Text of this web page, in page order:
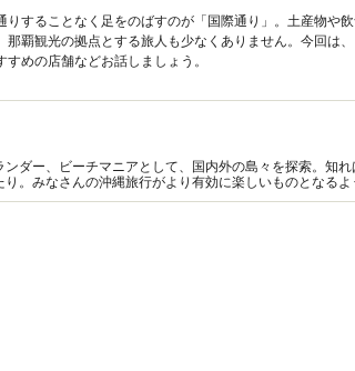
りすることなく足をのばすのが「国際通り」。土産物や
覇観光の拠点とする旅人も少なくありません。今回は
めの店舗などお話しましょう。
ダー、ビーチマニアとして、国内外の島々を探索。知
。みなさんの沖縄旅行がより有効に楽しいものとなる
！